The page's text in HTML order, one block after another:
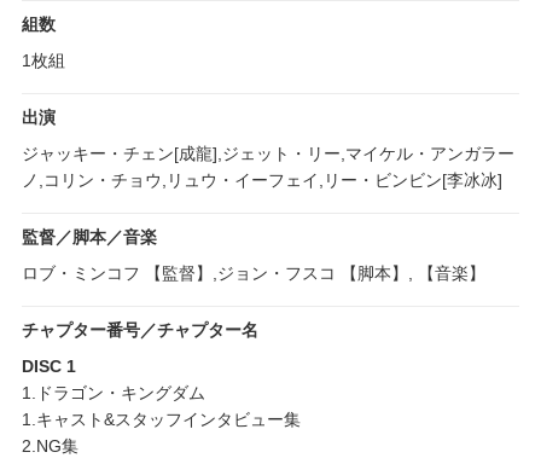
組数
1枚組
出演
ジャッキー・チェン[成龍],ジェット・リー,マイケル・アンガラー
ノ,コリン・チョウ,リュウ・イーフェイ,リー・ビンビン[李冰冰]
監督／脚本／音楽
ロブ・ミンコフ 【監督】,ジョン・フスコ 【脚本】, 【音楽】
チャプター番号／チャプター名
DISC 1
1.ドラゴン・キングダム
1.キャスト&スタッフインタビュー集
2.NG集